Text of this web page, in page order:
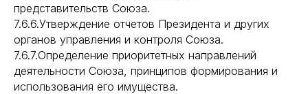
представительств Союза.
7.6.6.Утверждение отчетов Президента и других
органов управления и контроля Союза.
7.6.7.Определение приоритетных направлений
деятельности Союза, принципов формирования и
использования его имущества.